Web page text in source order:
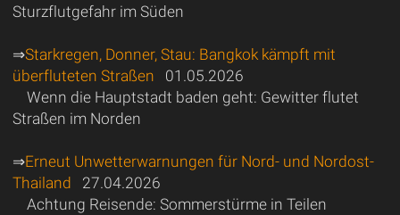
Sturzflutgefahr im Süden
⇒Starkregen, Donner, Stau: Bangkok kämpft mit
überfluteten Straßen 01.05.2026
Wenn die Hauptstadt baden geht: Gewitter flutet
Straßen im Norden
⇒Erneut Unwetterwarnungen für Nord- und Nordost-
Thailand 27.04.2026
Achtung Reisende: Sommerstürme in Teilen